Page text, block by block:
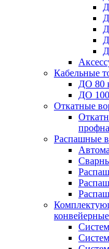
Кабельные
ДО 80
ДО
Откатные
Распашные